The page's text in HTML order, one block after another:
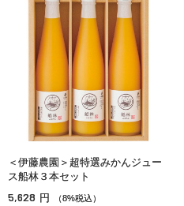
＜伊藤農園＞超特選みかんジュー
ス船林３本セット
5,628 円 （8%税込）